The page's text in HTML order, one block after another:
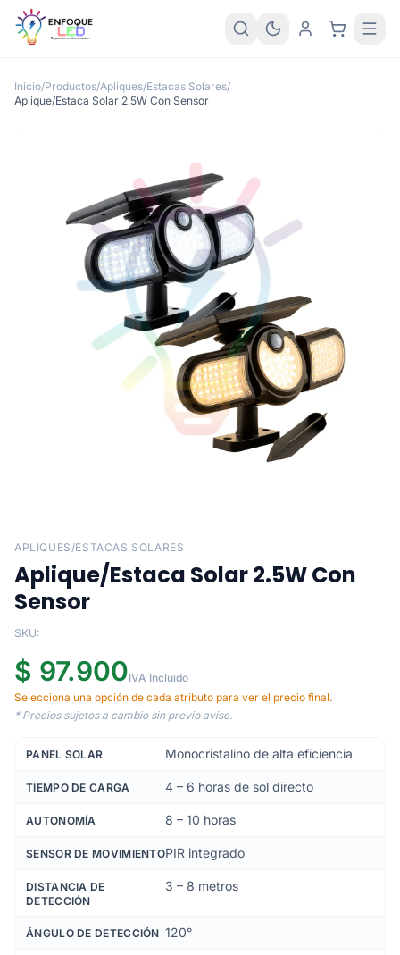
Inicio/Productos/Apliques/Estacas Solares/
Aplique/Estaca Solar 2.5W Con Sensor
APLIQUES/ESTACAS SOLARES
Aplique/Estaca Solar 2.5W Con
Sensor
SKU:
$ 97.900IVA Incluido
Selecciona una opción de cada atributo para ver el precio final.
* Precios sujetos a cambio sin previo aviso.
PANEL SOLAR Monocristalino de alta eficiencia
TIEMPO DE CARGA 4 – 6 horas de sol directo
AUTONOMÍA 8 – 10 horas
SENSOR DE MOVIMIENTOPIR integrado
DISTANCIA DE
DETECCIÓN
3 – 8 metros
ÁNGULO DE DETECCIÓN 120°